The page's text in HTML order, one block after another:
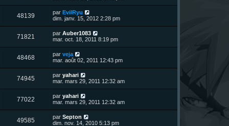
g
e
s
s
a
g
e
s
r
m
e
s
s
a
g
e
u
i
e
r
m
e
s
s
a
g
e
48139V
u
s
D
e
i
e
r
m
e
s
s
a
g
e
par EvilRyu
dim. janv. 15, 2012 2:28 pm
71821
u
s
D
e
i
e
r
m
e
s
s
a
g
e
par Auber1083
mar. oct. 18, 2011 8:19 pm
48468V
u
s
D
e
i
e
r
m
e
s
s
a
par veja
mar. août 02, 2011 12:43 pm
74945V
u
s
D
e
i
e
r
m
e
par yahari
mar. mars 29, 2011 12:32 am
77022V
u
D
e
i
par yahari
mar. mars 29, 2011 12:32 am
49585V
D
e
par Septon
dim. nov. 14, 2010 5:13 pm